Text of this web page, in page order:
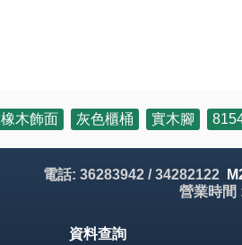
橡木飾面 灰色櫃桶 實木腳
電話: 36283942 / 34282122
營業時間
資料查詢